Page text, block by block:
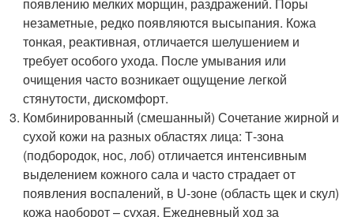
незаметные, редко появляются высыпания. Кожа
тонкая, реактивная, отличается шелушением и
требует особого ухода. После умывания или
очищения часто возникает ощущение легкой
стянутости, дискомфорт.
Комбинированный (смешанный) Сочетание жирной и
сухой кожи на разных областях лица: Т-зона
(подбородок, нос, лоб) отличается интенсивным
выделением кожного сала и часто страдает от
появления воспалений, в U-зоне (область щек и скул)
кожа наоборот – сухая. Ежедневный ход за